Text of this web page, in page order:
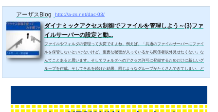
アーザスBlog http://a-zs.net/dac-03/
ダイナミックアクセス制御でファイルを管理しよう～(3)ファ
イルサーバーの設定と動...
ファイルやフォルダの管理って大変ですよね。例えば、「共通のファイルサーバーにファイ
ルを保管しないといけないけど、重要な秘密が入っているから関係者以外見せたくない」な
んてことあると思います。そしてフォルダへのアクセス許可に登録するためだけに新しいグ
ループを作成。そしてそれを続けた結果、同じようなグループがたくさんできてしまい、ど